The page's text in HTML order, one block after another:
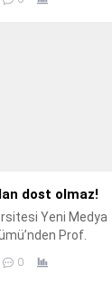
karşı karşıya
dost olmaz!
Yeni Medya
Prof.
0